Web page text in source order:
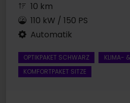
10 km
110 kW / 150 PS
Automatik
OPTIKPAKET SCHWARZ
KLIMA-
KOMFORTPAKET SITZE